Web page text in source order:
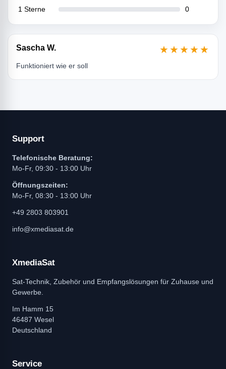
1 Sterne
0
Sascha W. ★★★★★
Funktioniert wie er soll
Support
Telefonische Beratung:
Mo-Fr, 09:30 - 13:00 Uhr
Öffnungszeiten:
Mo-Fr, 08:30 - 13:00 Uhr
+49 2803 803901
info@xmediasat.de
XmediaSat
Sat-Technik, Zubehör und Empfangslösungen für Zuhause und
Gewerbe.
Im Hamm 15
46487 Wesel
Deutschland
Service